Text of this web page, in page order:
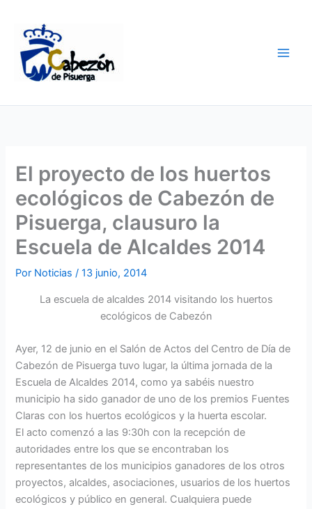
contenido
El proyecto de los huertos
ecológicos de Cabezón de
Pisuerga, clausuro la
Escuela de Alcaldes 2014
Por Noticias/13 junio, 2014
La escuela de alcaldes 2014 visitando los huertos
ecológicos de Cabezón
Ayer, 12 de junio en el Salón de Actos del Centro de Día de
Cabezón de Pisuerga tuvo lugar, la última jornada de la
Escuela de Alcaldes 2014, como ya sabéis nuestro
municipio ha sido ganador de uno de los premios Fuentes
Claras con los huertos ecológicos y la huerta escolar.
El acto comenzó a las 9:30h con la recepción de
autoridades entre los que se encontraban los
representantes de los municipios ganadores de los otros
proyectos, alcaldes, asociaciones, usuarios de los huertos
ecológicos y público en general. Cualquiera puede